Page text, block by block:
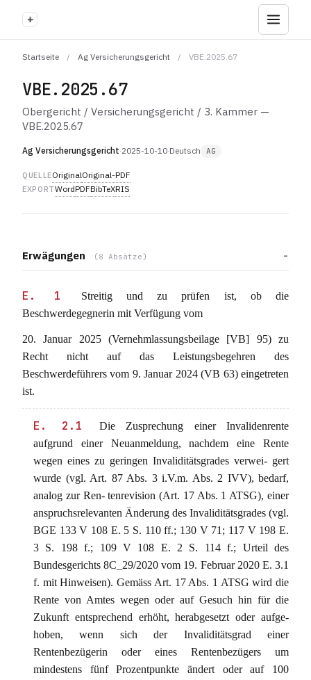
+
Startseite / Ag Versicherungsgericht / VBE.2025.67
VBE.2025.67
Obergericht / Versicherungsgericht / 3. Kammer —
VBE.2025.67
Ag Versicherungsgericht·2025-10-10·Deutsch AG
QUELLEOriginalOriginal-PDF
EXPORTWordPDFBibTeXRIS
Erwägungen (8 Absätze)
E. 1
Streitig und zu prüfen ist, ob die
Beschwerdegegnerin mit Verfügung vom
20. Januar 2025 (Vernehmlassungsbeilage [VB] 95) zu
Recht nicht auf das Leistungsbegehren des
Beschwerdeführers vom 9. Januar 2024 (VB 63) eingetreten
ist.
E. 2.1
Die Zusprechung einer Invalidenrente
aufgrund einer Neuanmeldung, nachdem eine Rente
wegen eines zu geringen Invaliditätsgrades verwei- gert
wurde (vgl. Art. 87 Abs. 3 i.V.m. Abs. 2 IVV), bedarf,
analog zur Ren- tenrevision (Art. 17 Abs. 1 ATSG), einer
anspruchsrelevanten Änderung des Invaliditätsgrades (vgl.
BGE 133 V 108 E. 5 S. 110 ff.; 130 V 71; 117 V 198 E.
3 S. 198 f.; 109 V 108 E. 2 S. 114 f.; Urteil des
Bundesgerichts 8C_29/2020 vom 19. Februar 2020 E. 3.1
f. mit Hinweisen). Gemäss Art. 17 Abs. 1 ATSG wird die
Rente von Amtes wegen oder auf Gesuch hin für die
Zukunft entsprechend erhöht, herabgesetzt oder aufge-
hoben, wenn sich der Invaliditätsgrad einer
Rentenbezügerin oder eines Rentenbezügers um
mindestens fünf Prozentpunkte ändert oder auf 100